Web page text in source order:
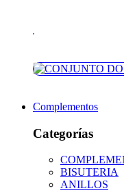
Complementos
Categorías
BISUTERIA
ANILLOS